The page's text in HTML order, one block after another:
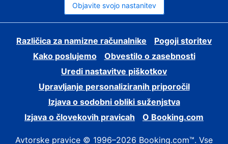
Objavite svojo nastanitev
Različica za namizne računalnike
Pogoji storitev
Kako poslujemo
Obvestilo o zasebnosti
Uredi nastavitve piškotkov
Upravljanje personaliziranih priporočil
Izjava o sodobni obliki suženjstva
Izjava o človekovih pravicah
O Booking.com
Avtorske pravice © 1996–2026 Booking.com™. Vse